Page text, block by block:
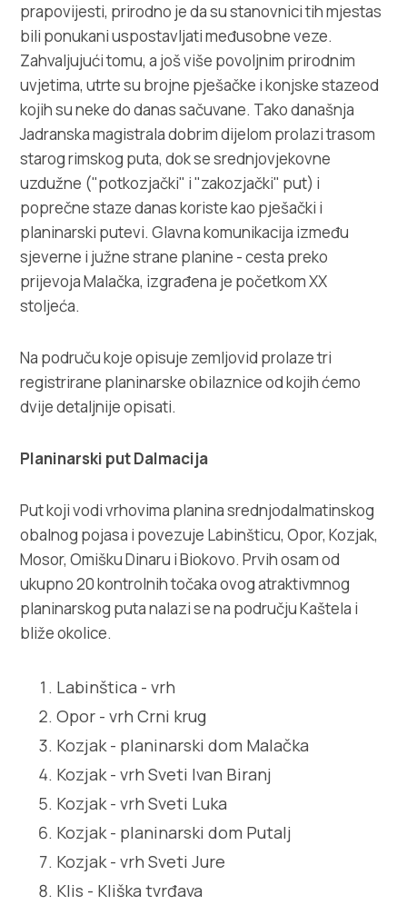
prapovijesti, prirodno je da su stanovnici tih mjestas
bili ponukani uspostavljati međusobne veze.
Zahvaljujući tomu, a još više povoljnim prirodnim
uvjetima, utrte su brojne pješačke i konjske stazeod
kojih su neke do danas sačuvane. Tako današnja
Jadranska magistrala dobrim dijelom prolazi trasom
starog rimskog puta, dok se srednjovjekovne
uzdužne ("potkozjački" i "zakozjački" put) i
poprečne staze danas koriste kao pješački i
planinarski putevi. Glavna komunikacija između
sjeverne i južne strane planine - cesta preko
prijevoja Malačka, izgrađena je početkom XX
stoljeća.
Na područu koje opisuje zemljovid prolaze tri
registrirane planinarske obilaznice od kojih ćemo
dvije detaljnije opisati.
Planinarski put Dalmacija
Put koji vodi vrhovima planina srednjodalmatinskog
obalnog pojasa i povezuje Labinšticu, Opor, Kozjak,
Mosor, Omišku Dinaru i Biokovo. Prvih osam od
ukupno 20 kontrolnih točaka ovog atraktivmnog
planinarskog puta nalazi se na području Kaštela i
bliže okolice.
Labinštica - vrh
Opor - vrh Crni krug
Kozjak - planinarski dom Malačka
Kozjak - vrh Sveti Ivan Biranj
Kozjak - vrh Sveti Luka
Kozjak - planinarski dom Putalj
Kozjak - vrh Sveti Jure
Klis - Kliška tvrđava